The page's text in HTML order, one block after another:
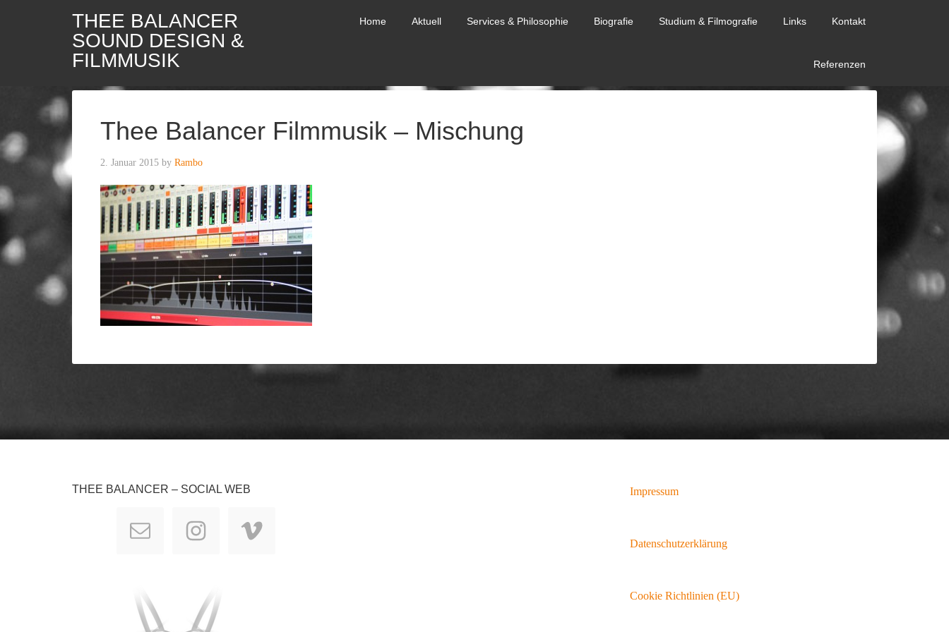
THEE BALANCER
SOUND DESIGN &
FILMMUSIK
Home Aktuell Services & Philosophie Biografie Studium & Filmografie Links Kontakt
Referenzen
Thee Balancer Filmmusik – Mischung
2. Januar 2015 by Rambo
THEE BALANCER – SOCIAL WEB Impressum
Datenschutzerklärung
Cookie Richtlinien (EU)